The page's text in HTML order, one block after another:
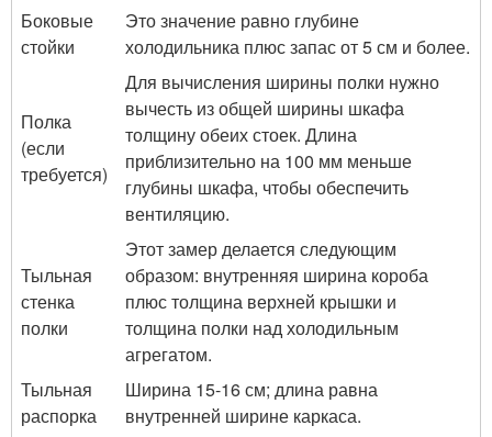
Боковые
стойки
Это значение равно глубине
холодильника плюс запас от 5 см и более.
Полка
(если
требуется)
Для вычисления ширины полки нужно
вычесть из общей ширины шкафа
толщину обеих стоек. Длина
приблизительно на 100 мм меньше
глубины шкафа, чтобы обеспечить
вентиляцию.
Тыльная
стенка
полки
Этот замер делается следующим
образом: внутренняя ширина короба
плюс толщина верхней крышки и
толщина полки над холодильным
агрегатом.
Тыльная
распорка
Ширина 15-16 см; длина равна
внутренней ширине каркаса.